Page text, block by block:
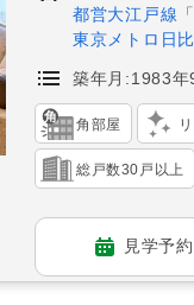
都営大江戸線 「
東京メトロ日
築年月:1983年
角部屋
総戸数30戸以上
見学予約